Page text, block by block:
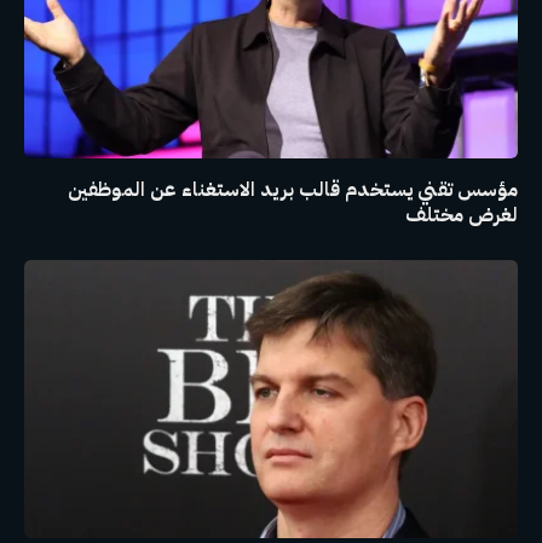
مؤسس تقني يستخدم قالب بريد الاستغناء عن الموظفين
لغرض مختلف